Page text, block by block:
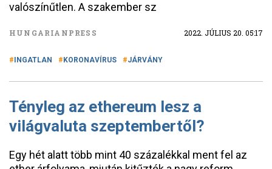
valószínűtlen. A szakember sz
HUNGARIANPRESS 2022. JÚLIUS 20. 05:17
INGATLAN KORONAVÍRUS JÁRVÁNY
Tényleg az ethereum lesz a
világvaluta szeptembertől?
Egy hét alatt több mint 40 százalékkal ment fel az